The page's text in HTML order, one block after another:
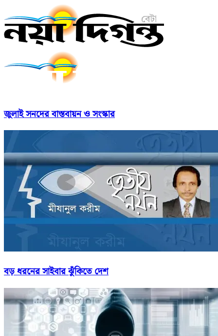
জুলাই সনদের বাস্তবায়ন ও সংস্কার
বড় ধরনের সাইবার ঝুঁকিতে দেশ